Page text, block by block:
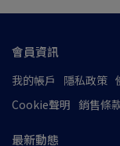
會員資訊
我的帳戶 隱私政策
Cookie聲明 銷售條
最新動態